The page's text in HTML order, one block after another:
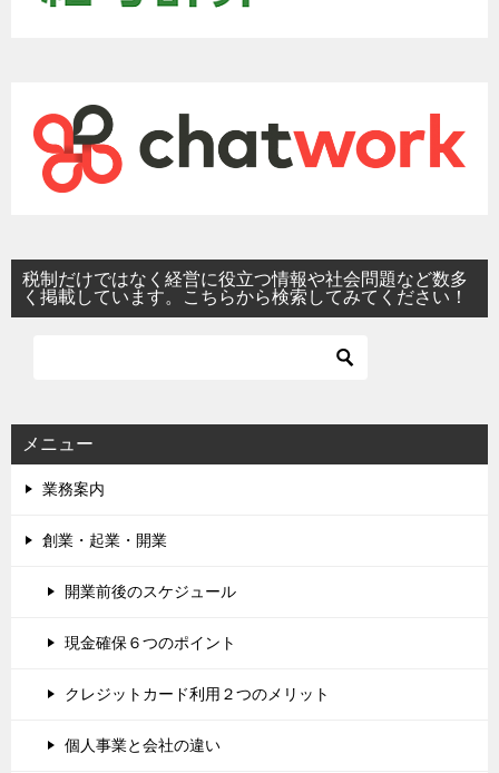
税制だけではなく経営に役立つ情報や社会問題など数多
く掲載しています。こちらから検索してみてください！
メニュー
業務案内
創業・起業・開業
開業前後のスケジュール
現金確保６つのポイント
クレジットカード利用２つのメリット
個人事業と会社の違い